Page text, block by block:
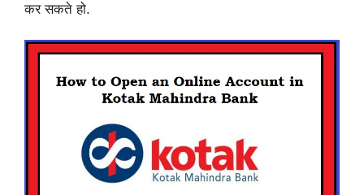
कर सकते हो.